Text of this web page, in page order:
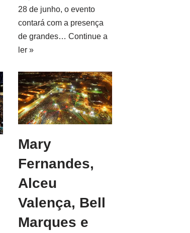
28 de junho, o evento
contará com a presença
de grandes… Continue a
ler »
Mary
Fernandes,
Alceu
Valença, Bell
Marques e